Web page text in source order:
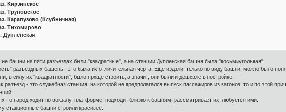
Кирзинское
Труновское
Карапузово (Клубничная)
Тихомирово
Дупленская
башни на пяти разъездах были "квадратные", а на станции Дупленская башня была "восьмиугольная".
разъездных башень - это была их отличительная черта. Ещё издали, только по виду башни, можно было
в силу их "квадратности", было проще строить, а значит, они были и дешевле в постройке.
разъезд - это служебная станция, на которой не предполагался выпуск пассажиров из вагонов, то и по этой
то народ ходит по вокзалу, платформе, подходит близко к башням, рассматривает их, любуется ими.
станционные башни строили красивее.